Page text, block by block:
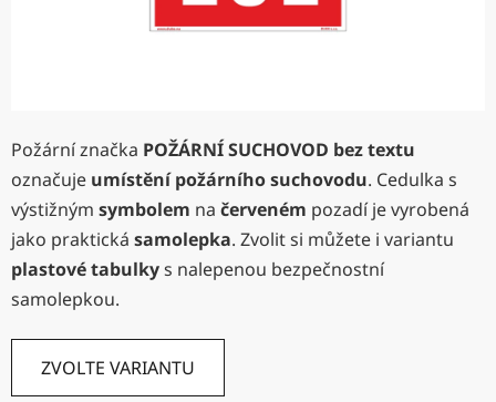
Požární značka POŽÁRNÍ SUCHOVOD bez textu
označuje umístěnípožárního suchovodu. Cedulka s
výstižným symbolem na červeném pozadí je vyrobená
jako praktická samolepka. Zvolit si můžete i variantu
plastové tabulkys nalepenou bezpečnostní
samolepkou.
ZVOLTE VARIANTU